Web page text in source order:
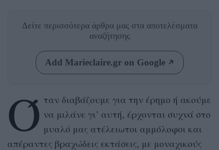
Δείτε περισσότερα άρθρα μας στα αποτελέσματα
αναζήτησης
Add Marieclaire.gr on Google
Ό ταν διαβάζουμε για την έρημο ή ακούμε
να μιλάνε γι’ αυτή, έρχονται συχνά στο
μυαλό μας ατέλειωτοι αμμόλοφοι και
απέραντες βραχώδεις εκτάσεις, με μοναχικούς